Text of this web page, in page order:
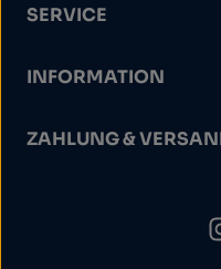
SERVICE
INFORMATION
ZAHLUNG &